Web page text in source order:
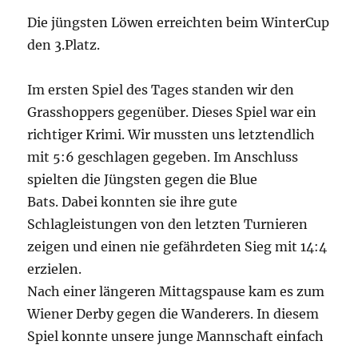
Die jüngsten Löwen erreichten beim WinterCup
den 3.Platz.
Im ersten Spiel des Tages standen wir den
Grasshoppers gegenüber. Dieses Spiel war ein
richtiger Krimi. Wir mussten uns letztendlich
mit 5:6 geschlagen gegeben. Im Anschluss
spielten die Jüngsten gegen die Blue
Bats. Dabei konnten sie ihre gute
Schlagleistungen von den letzten Turnieren
zeigen und einen nie gefährdeten Sieg mit 14:4
erzielen.
Nach einer längeren Mittagspause kam es zum
Wiener Derby gegen die Wanderers. In diesem
Spiel konnte unsere junge Mannschaft einfach